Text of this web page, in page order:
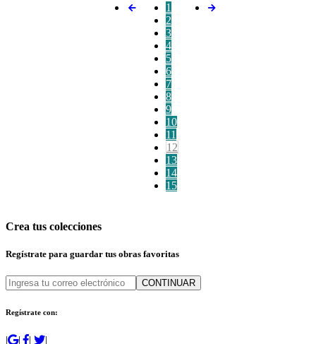
1
2
3
4
5
6
7
8
9
10
11
12
13
14
15
Crea tus colecciones
Regístrate para guardar tus obras favoritas
CONTINUAR
Regístrate con:
| | | |